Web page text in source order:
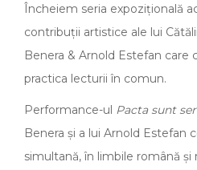
Încheiem seria expozițională
contribuții artistice ale lui
Benera & Arnold Estefan care
practica lecturii în comun.
Performance-ul Pacta sunt
Benera și a lui Arnold Estefan
simultană, în limbile română